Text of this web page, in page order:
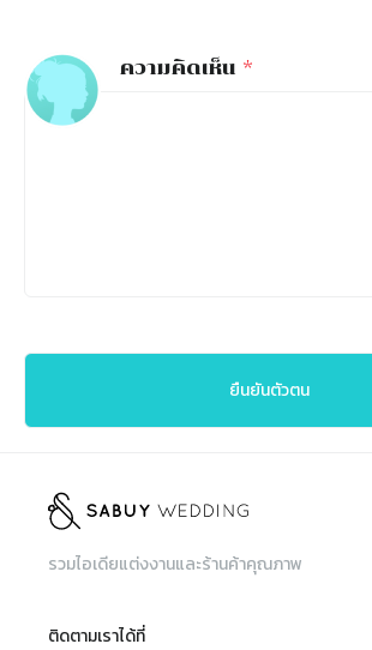
ความคิดเห็น *
ยืนยันตัวตน
รวมไอเดียแต่งงานและร้านค้าคุณภาพ
ติดตามเราได้ที่